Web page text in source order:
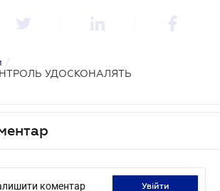
/
УДОСКОНАЛЯТЬ
коментар увійти